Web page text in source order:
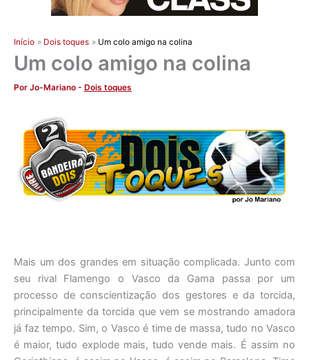
Início Dois toques Um colo amigo na colina
Um colo amigo na colina
Por Jo-Mariano - Dois toques
Mais um dos grandes em situação complicada. Junto com
seu rival Flamengo o Vasco da Gama passa por um
processo de conscientização dos gestores e da torcida,
principalmente da torcida que vem se mostrando amadora
já faz tempo. Sim, o Vasco é time de massa, tudo no Vasco
é maior, tudo explode mais, tudo vende mais. É assim no